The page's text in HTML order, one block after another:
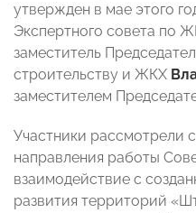
утвержден в мае этого
Экспертного совета по
заместитель
строительству и ЖКХ
заместителем
Участники рассмотрели
направления работы
взаимодействие с
развития территорий